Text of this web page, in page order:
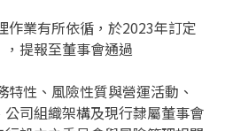
作業有所依循，於2023年訂定
，提報至董事會通過
性、風險性質與營運活動、
司組織架構及現行隸屬董事會